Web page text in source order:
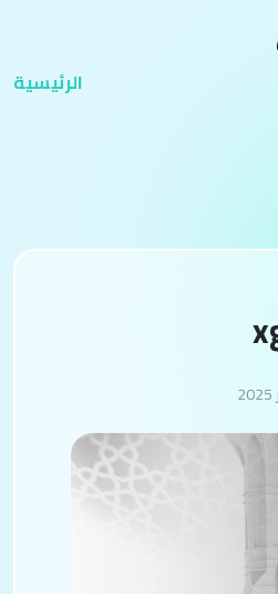
الرئيسية